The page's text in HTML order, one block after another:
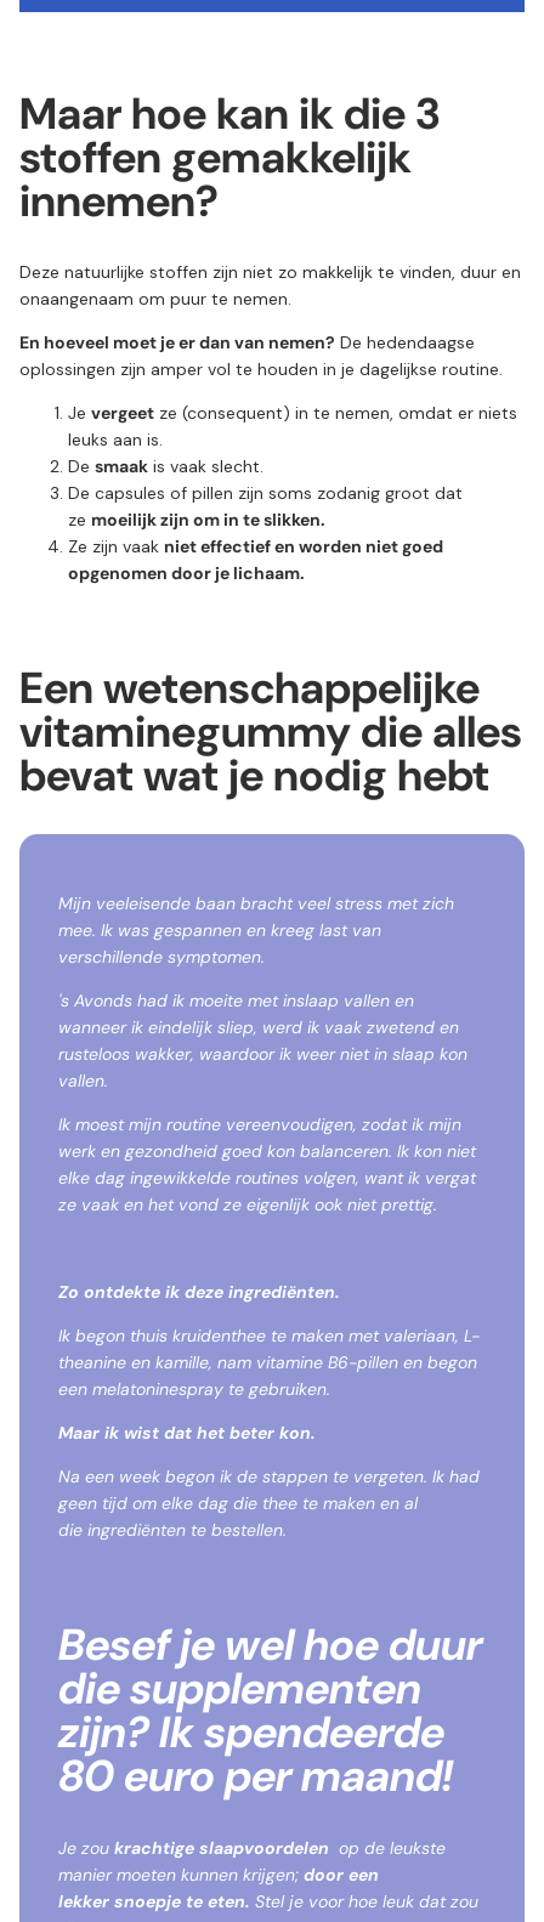
Maar hoe kan ik die 3
stoffen gemakkelijk
innemen?
Deze natuurlijke stoffen zijn niet zo makkelijk te vinden, duur en
onaangenaam om puur te nemen.
En hoeveel moet je er dan van nemen? De hedendaagse
oplossingen zijn amper vol te houden in je dagelijkse routine.
Je vergeet ze (consequent) in te nemen, omdat er niets
leuks aan is.
De smaak is vaak slecht.
De capsules of pillen zijn soms zodanig groot dat
ze moeilijk zijn om in te slikken.
Ze zijn vaak niet effectief en worden niet goed
opgenomen door je lichaam.
Een wetenschappelijke
vitaminegummy die alles
bevat wat je nodig hebt
Mijn veeleisende baan bracht veel stress met zich
mee. Ik was gespannen en kreeg last van
verschillende symptomen.
's Avonds had ik moeite met inslaap vallen en
wanneer ik eindelijk sliep, werd ik vaak zwetend en
rusteloos wakker, waardoor ik weer niet in slaap kon
vallen.
Ik moest mijn routine vereenvoudigen, zodat ik mijn
werk en gezondheid goed kon balanceren. Ik kon niet
elke dag ingewikkelde routines volgen, want ik vergat
ze vaak en het vond ze eigenlijk ook niet prettig.
Zo ontdekte ik deze ingrediënten.
Ik begon thuis kruidenthee te maken met valeriaan, L-
theanine en kamille, nam vitamine B6-pillen en begon
een melatoninespray te gebruiken.
Maar ik wist dat het beter kon.
Na een week begon ik de stappen te vergeten. Ik had
geen tijd om elke dag die thee te maken en al
die ingrediënten te bestellen.
Besef je wel hoe duur
die supplementen
zijn?Ik spendeerde
80 euro per maand!
Je zou krachtige slaapvoordelen op de leukste
manier moeten kunnen krijgen; door een
lekker snoepje te eten. Stel je voor hoe leuk dat zou